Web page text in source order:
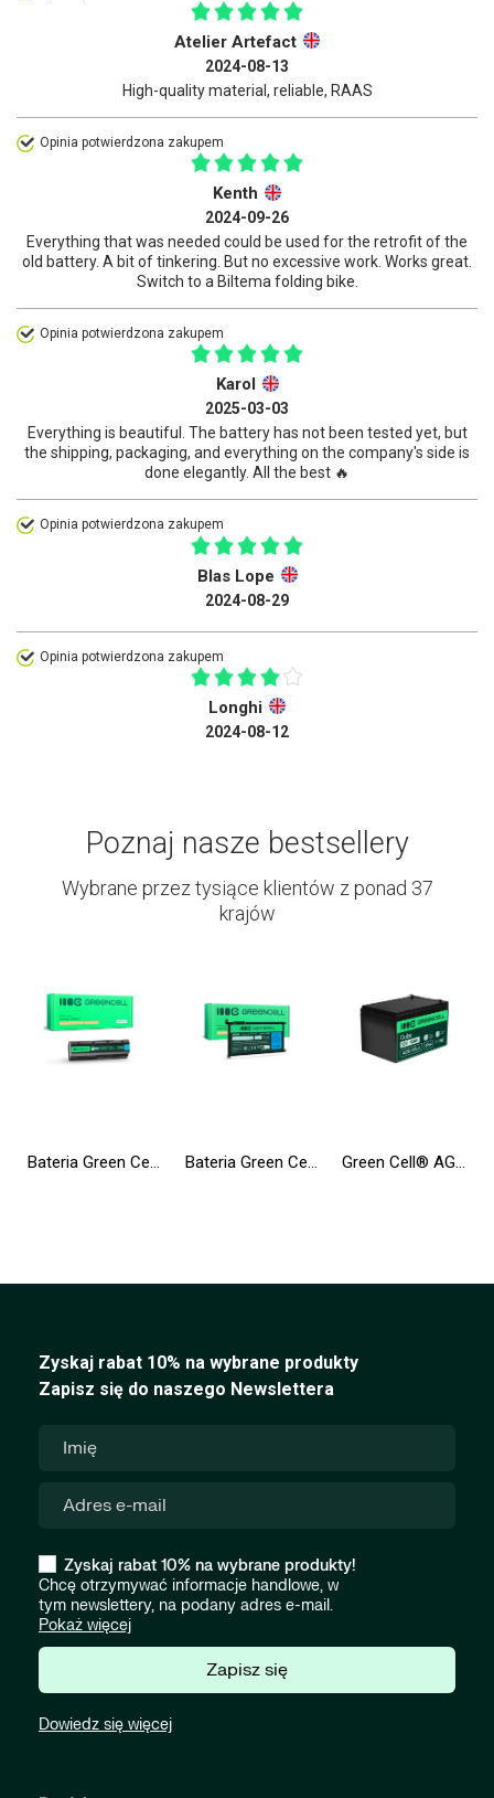
Atelier Artefact
2024-08-13
High-quality material, reliable, RAAS
Opinia potwierdzona zakupem
Kenth
2024-09-26
Everything that was needed could be used for the retrofit of the
old battery. A bit of tinkering. But no excessive work. Works great.
Switch to a Biltema folding bike.
Opinia potwierdzona zakupem
Karol
2025-03-03
Everything is beautiful. The battery has not been tested yet, but
the shipping, packaging, and everything on the company's side is
done elegantly. All the best 🔥
Opinia potwierdzona zakupem
Blas Lope
2024-08-29
Opinia potwierdzona zakupem
Longhi
2024-08-12
Poznaj nasze bestsellery
Wybrane przez tysiące klientów z ponad 37
krajów
Bateria Green Cell MU06 do HP Compaq 635 650 655 Pavilion G6 G7 Presario CQ62 Bateria Green Cell WDX0R WDXOR do Dell Inspiron 13 5368 5378 5379 14 5482 15 5565 5567 5568 5570 5578 5579 7560 7570 Green Cell® AGM VRLA 12V 12Ah bezobsługowy akumulator do systemu alarmowego kasy fiskalnej zabawki
Zyskaj rabat 10% na wybrane produkty
Zapisz się do naszego Newslettera
Zyskaj rabat 10% na wybrane produkty!
Chcę otrzymywać informacje handlowe, w
tym newslettery, na podany adres e-mail.
Pokaż więcej
Zapisz się
Dowiedz się więcej